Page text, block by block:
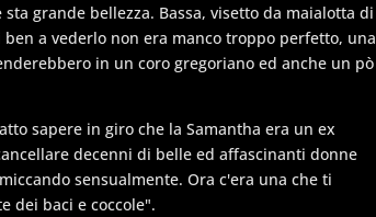
grande bellezza. Bassa, visetto da maialotta di
a vederlo non era manco troppo perfetto, una
in un coro gregoriano ed anche un pò
sapere in giro che la Samantha era un ex
decenni di belle ed affascinanti donne
sensualmente. Ora c'era una che ti
dei baci e coccole".